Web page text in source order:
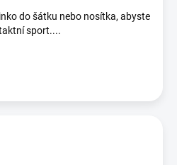
do šátku nebo nosítka, abyste
sport....